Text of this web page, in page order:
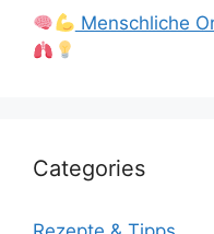
Menschliche
Categories